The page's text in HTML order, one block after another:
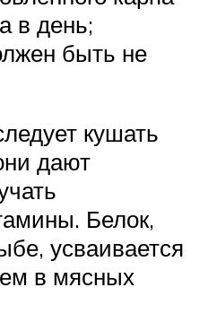
в день;
быть не
кушать
дают
Белок,
усваивается
в мясных